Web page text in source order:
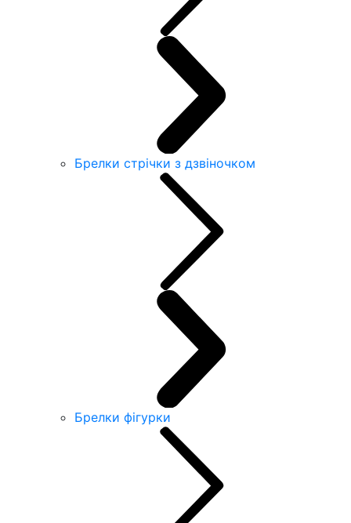
Брелки стрічки з дзвіночком
Брелки фігурки